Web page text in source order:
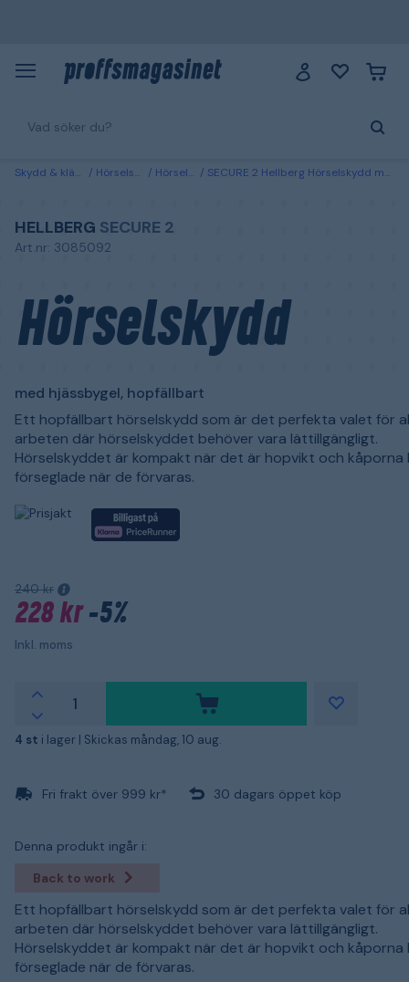
Skydd & kläder Hörselskydd Hörselkåpor SECURE 2 Hellberg Hörselskydd med hjässbygel, hopfällbart
HELLBERG SECURE 2
Art.nr: 3085092
Hörselskydd
med hjässbygel, hopfällbart
Ett hopfällbart hörselskydd som är det perfekta valet för
arbeten där hörselskyddet behöver vara lättillgängligt.
Hörselskyddet är kompakt när det är hopvikt och kåporna
förseglade när de förvaras.
240 kr
228 kr-5%
Inkl. moms
4 st i lager | Skickas måndag, 10 aug.
Fri frakt över 999 kr* 30 dagars öppet köp
Denna produkt ingår i:
Back to work
Ett hopfällbart hörselskydd som är det perfekta valet för
arbeten där hörselskyddet behöver vara lättillgängligt.
Hörselskyddet är kompakt när det är hopvikt och kåporna
förseglade när de förvaras.